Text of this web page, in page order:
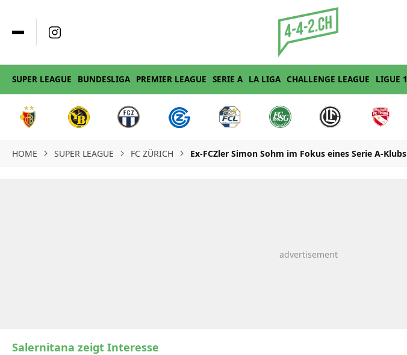
SUPER LEAGUE BUNDESLIGA PREMIER LEAGUE SERIE A LA LIGA CHALLENGE LEAGUE LIGUE 1
HOME SUPER LEAGUE FC ZÜRICH Ex-FCZler Simon Sohm im Fokus eines Serie A-Klubs
Salernitana zeigt Interesse